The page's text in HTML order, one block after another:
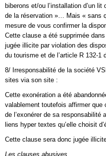
biberons et/ou l’installation d’un
de la réservation »… Mais « sans
mesure de vous confirmer la
Cette clause a été supprimée
jugée illicite par violation des
du tourisme et de l’article R 132-1
8/ Irresponsabilité de la société
sites via son site :
Cette exonération a été
valablement toutefois affirmer que
de l’exonérer de sa responsabilité
liens hyper textes qu’elle choisit
Cette clause sera donc jugée
Les clauses abusives